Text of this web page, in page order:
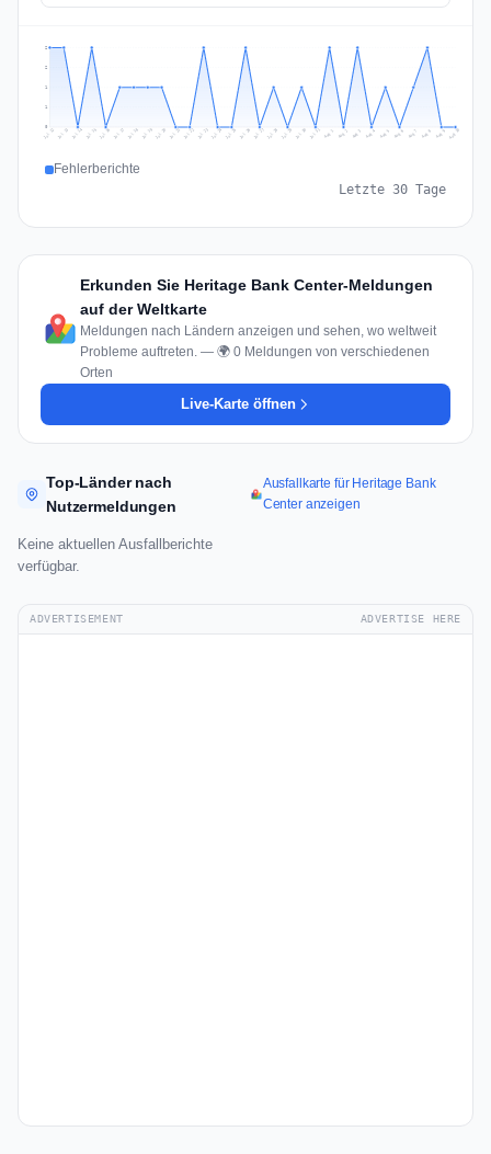
1
1
2
2
Jul 12 Jul 13 Jul 14 Jul 15 Jul 16 Jul 17 Jul 18 Jul 19 Jul 20 Jul 21 Jul 22 Jul 23 Jul 24 Jul 25 Jul 26 Jul 27 Jul 28 Jul 29 Jul 30 Jul 31 Aug 1 Aug 2 Aug 3 Aug 4 Aug 5 Aug 6 Aug 7 Aug 8 Aug 9 Aug 10
Fehlerberichte
Letzte 30 Tage
Erkunden Sie Heritage Bank Center-Meldungen
auf der Weltkarte
Meldungen nach Ländern anzeigen und sehen, wo weltweit
Probleme auftreten. — 🌍 0 Meldungen von verschiedenen
Orten
Live-Karte öffnen
Top-Länder nach
Nutzermeldungen
Ausfallkarte für Heritage Bank
Center anzeigen
Keine aktuellen Ausfallberichte
verfügbar.
ADVERTISEMENT ADVERTISE HERE